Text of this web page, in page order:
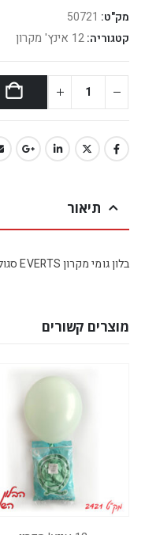
מק"ט: 50721
קטגוריה: 12 אינץ' מקרון
תיאור
בלון גומי מקרון EVERTS סגול לילך 12 אינ"ץ חבילה של 100 יח'
מוצרים קשורים